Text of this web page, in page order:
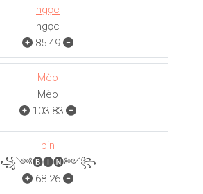
ngọc
ngọc
85 49
Mèo
Mèo
103 83
bin
꧁༺🅑🅘🅝༻꧂
68 26